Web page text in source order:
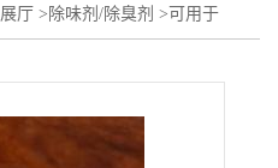
厅 > 除味剂/除臭剂 >可用于
无团聚